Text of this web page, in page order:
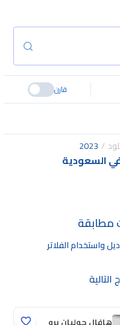
قارن
2023
مطابقة
واستخدام الفلاتر
التالية
هافال جوليان برو